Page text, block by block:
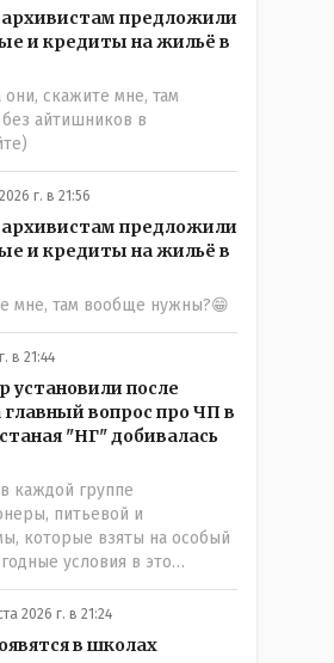
предложили
и кредиты на жильё в
скажите мне, там
айтишников в
г. в 21:56
предложили
и кредиты на жильё в
мне, там вообще нужны?😁
в 21:44
установили после
вопрос про ЧП в
"НГ" добивалась
каждой группе
питьевой и
которые взяты на особый
условия в это
- противоречие. Вы
нет. Этот
когда спешно
2026 г. в 21:24
в школах